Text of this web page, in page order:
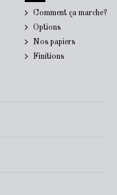
Comment ça marche?
Options
Nos papiers
Finitions